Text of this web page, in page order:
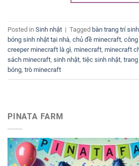
Posted in Sinh nhật | Tagged bàn trang trí
bóng sinh nhật tại nhà, chủ đề minecraft,
creeper minecraft là gì, minecraft, minecraft
sách minecraft, sinh nhật, tiệc sinh nhật,
bóng, trò minecraft
PINATA FARM